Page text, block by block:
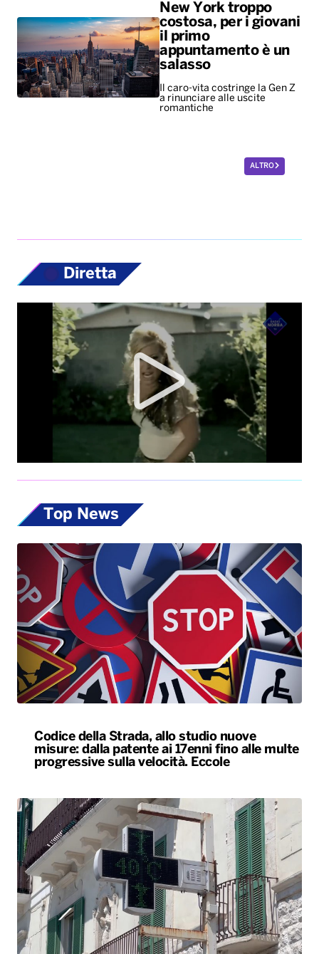
New York troppo
costosa, per i giovani
il primo
appuntamento è un
salasso
Il caro-vita costringe la Gen Z
a rinunciare alle uscite
romantiche
ALTRO
Diretta
Top News
Codice della Strada, allo studio nuove
misure: dalla patente ai 17enni fino alle multe
progressive sulla velocità. Eccole